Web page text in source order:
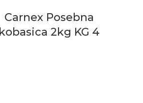
Carnex Posebna
kobasica 2kg KG 4